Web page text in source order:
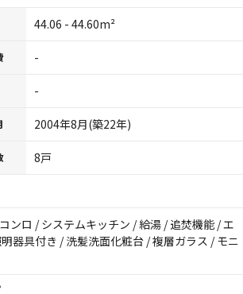
44.06 - 44.60m²
-
-
2004年8月(築22年)
8戸
ンロ / システムキッチン / 給湯 / 追焚機能 / エ
器具付き / 洗髪洗面化粧台 / 複層ガラス / モニ